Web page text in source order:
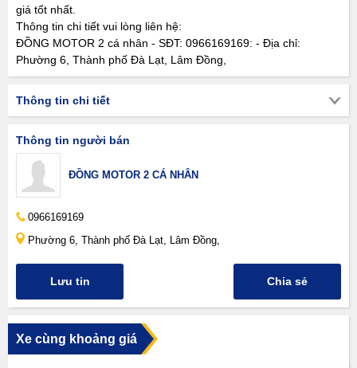
giá tốt nhất.
Thông tin chi tiết vui lòng liên hệ:
ĐỒNG MOTOR 2 cá nhân - SĐT: 0966169169: - Địa chỉ:
Phường 6, Thành phố Đà Lạt, Lâm Đồng,
Thông tin chi tiết
Thông tin người bán
ĐỒNG MOTOR 2 CÁ NHÂN
0966169169
Phường 6, Thành phố Đà Lạt, Lâm Đồng,
Lưu tin Chia sẻ
Xe cùng khoảng giá